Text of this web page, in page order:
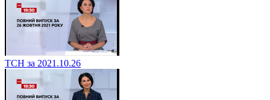
ТСН за 2021.10.26